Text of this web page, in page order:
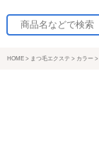
HOME まつ毛エクステ カラー